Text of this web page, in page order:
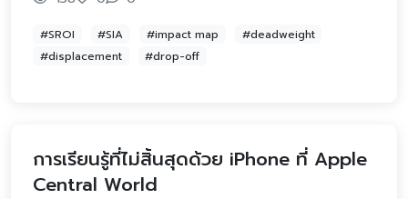
#SROI #SIA #impact map
#deadweight
#displacement
#drop-off
การเรียนรู้ที่ไม่สิ้นสุดด้วย iPhone ที่ Apple
Central World